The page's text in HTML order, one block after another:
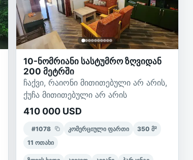
10-ნომრიანი სასტუმრო ზღვიდან
200 მეტრში
ჩაქვი, რაიონი მითითებული არ არის,
ქუჩა მითითებული არ არის
410 000 USD
#1078 კომერციული ფართი 350 მ²
11 ოთახი